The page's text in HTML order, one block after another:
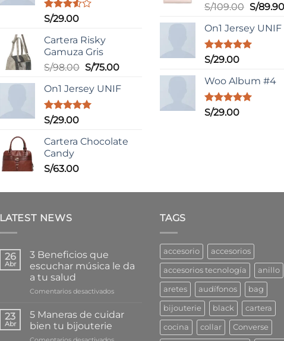
Valorado
3.50de
5
S/29.00
Cartera Risky
Gamuza Gris
S/98.00 El
original
era:
S/75.00El
actual
On1 Jersey UNIF
Valorado
de 5
S/29.00
Cartera Chocolate
Candy
S/63.00
Valorado
de 5
S/109.00 El
original
era:
S/89.90
On1 Jersey UNIF
Valorado
de 5
S/29.00
Woo Album #4
Valorado
S/29.00
LATEST NEWS
26
Abr
3 Beneficios que
escuchar música le da
a tu salud
Comentarios desactivadosen
Beneficios
que
23
Abr
5 Maneras de cuidar
bien tu bijouterie
en
TAGS
accesorio accesorios
accesorios tecnología anillo
aretes audífonos bag
bijouterie black cartera
cocina collar Converse